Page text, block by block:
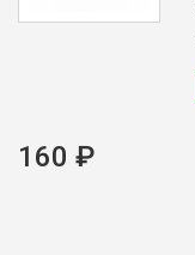
160 ₽